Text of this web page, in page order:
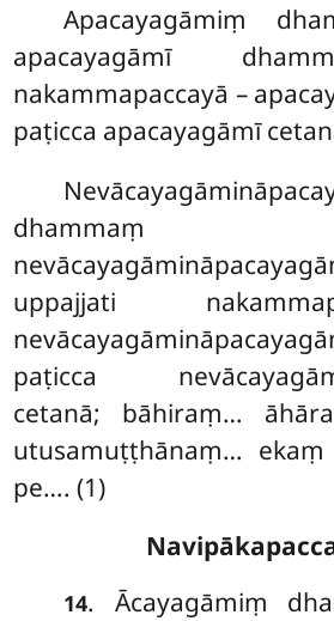
Apacayagāmiṃ
apacayagāmī
nakammapaccayā –
paṭicca apacayagāmī
dhammaṃ
uppajjati
paṭicca
cetanā; bāhiraṃ…
utusamuṭṭhānaṃ…
pe…. (1)
14. Ācayagāmiṃ